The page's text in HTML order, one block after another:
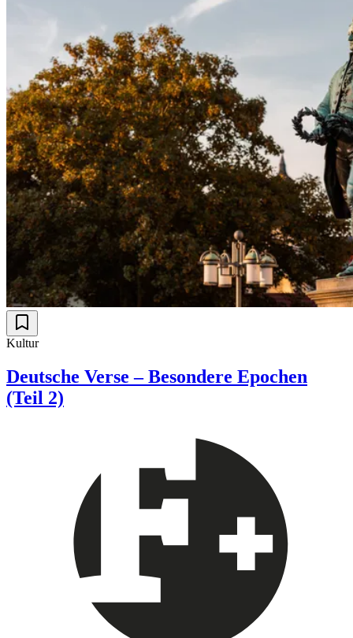
Kultur
Deutsche Verse – Besondere Epochen
(Teil 2)